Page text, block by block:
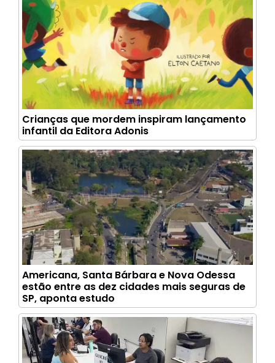
Crianças que mordem inspiram lançamento
infantil da Editora Adonis
Americana, Santa Bárbara e Nova Odessa
estão entre as dez cidades mais seguras de
SP, aponta estudo